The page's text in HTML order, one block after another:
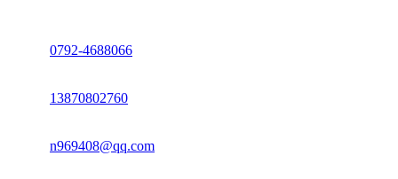
0792-4688066
13870802760
n969408@qq.com